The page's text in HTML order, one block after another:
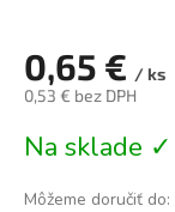
0,65 € / ks
0,53 € bez DPH
cena:
Na sklade ✓
Môžeme doručiť do: